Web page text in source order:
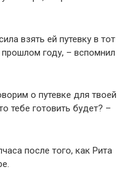
взять ей путевку в тот
году, – вспомнил
о путевке для твоей
тебе готовить будет? –
после того, как Рита